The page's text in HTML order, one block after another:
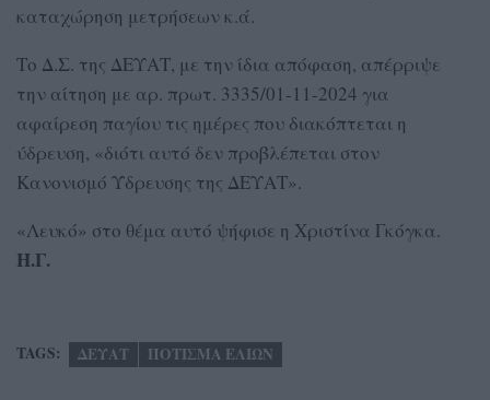
καταχώρηση μετρήσεων κ.ά.
Το Δ.Σ. της ΔΕΥΑΤ, με την ίδια απόφαση, απέρριψε
την αίτηση με αρ. πρωτ. 3335/01-11-2024 για
αφαίρεση παγίου τις ημέρες που διακόπτεται η
ύδρευση, «διότι αυτό δεν προβλέπεται στον
Κανονισμό Ύδρευσης της ΔΕΥΑΤ».
«Λευκό» στο θέμα αυτό ψήφισε η Χριστίνα Γκόγκα.
Η.Γ.
TAGS: ΔΕΥΑΤ ΠΟΤΙΣΜΑ ΕΛΙΩΝ